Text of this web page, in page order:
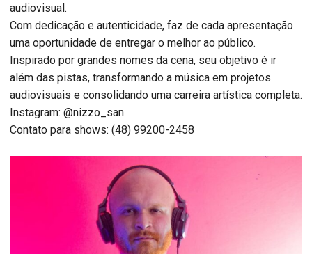
audiovisual.
Com dedicação e autenticidade, faz de cada apresentação
uma oportunidade de entregar o melhor ao público.
Inspirado por grandes nomes da cena, seu objetivo é ir
além das pistas, transformando a música em projetos
audiovisuais e consolidando uma carreira artística completa.
Instagram: @nizzo_san
Contato para shows: (48) 99200-2458